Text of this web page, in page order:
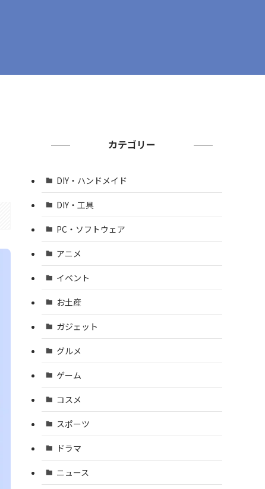
カテゴリー
DIY・ハンドメイド
DIY・工具
PC・ソフトウェア
アニメ
イベント
お土産
ガジェット
グルメ
ゲーム
コスメ
スポーツ
ドラマ
ニュース